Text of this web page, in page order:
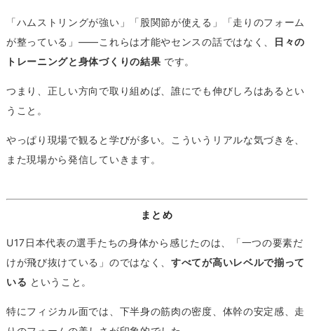
「ハムストリングが強い」「股関節が使える」「走りのフォーム
が整っている」——これらは才能やセンスの話ではなく、
日々の
トレーニングと身体づくりの結果 です。
つまり、正しい方向で取り組めば、誰にでも伸びしろはあるとい
うこと。
やっぱり現場で観ると学びが多い。こういうリアルな気づきを、
また現場から発信していきます。
まとめ
U17日本代表の選手たちの身体から感じたのは、「一つの要素だ
けが飛び抜けている」のではなく、すべてが高いレベルで揃って
いる ということ。
特にフィジカル面では、下半身の筋肉の密度、体幹の安定感、走